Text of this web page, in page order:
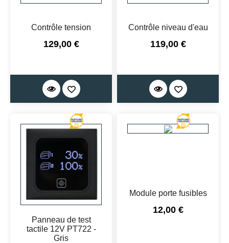
Contrôle tension
Prix
129,00 €
Contrôle niveau d'eau
Prix
119,00 €
Panneau de test
tactile 12V PT722 -
Gris
Module porte fusibles
Prix
12,00 €